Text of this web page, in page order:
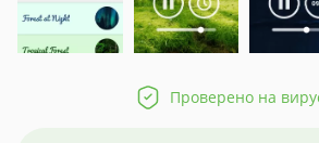
Проверено на